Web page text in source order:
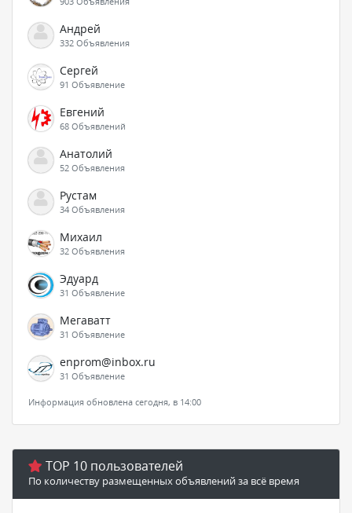
Андрей
332 Объявления
Сергей
91 Объявление
Евгений
68 Объявлений
Анатолий
52 Объявления
Рустам
34 Объявления
Михаил
32 Объявления
Эдуард
31 Объявление
Мегаватт
31 Объявление
enprom@inbox.ru
31 Объявление
Информация обновлена сегодня, в 14:00
TOP 10 пользователей
По количеству размещенных объявлений за всё время